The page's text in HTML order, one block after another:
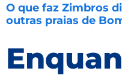
O que faz Zimbros
outras praias de